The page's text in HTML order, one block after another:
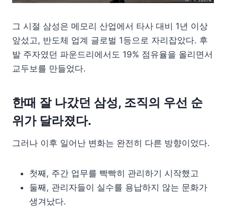
그 시절 삼성은 메모리 산업에서 타사 대비 1년 이상
앞섰고, 반도체 업계 글로벌 1등으로 자리잡았다. 후
발 주자였던 파운드리에서도 19% 점유율을 올리면서
교두보를 만들었다.
한때 잘 나갔던 삼성, 조직의 우선 순
위가 달라졌다.
그러나 이후 일어난 변화는 완전히 다른 방향이었다.
첫째, 주간 업무를 빡빡히 관리하기 시작했고
둘째, 관리자들이 실수를 용납하지 않는 문화가
생겨났다.